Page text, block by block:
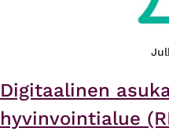
Digitaalinen
hyvinvointialue